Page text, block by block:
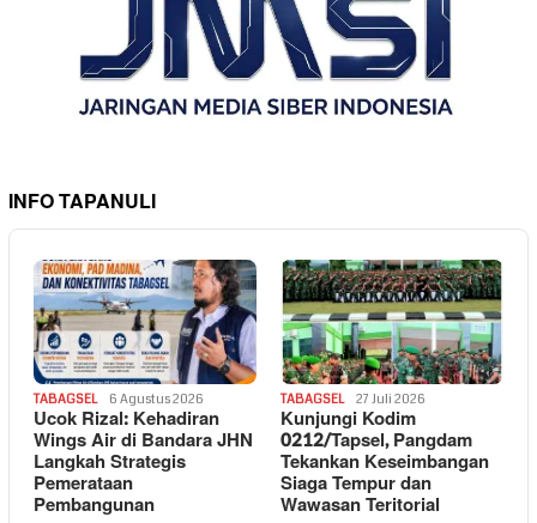
INFO TAPANULI
TABAGSEL 6 Agustus 2026
Ucok Rizal: Kehadiran
Wings Air di Bandara JHN
Langkah Strategis
Pemerataan
Pembangunan
TABAGSEL 27 Juli 2026
Kunjungi Kodim
0212/Tapsel, Pangdam
Tekankan Keseimbangan
Siaga Tempur dan
Wawasan Teritorial